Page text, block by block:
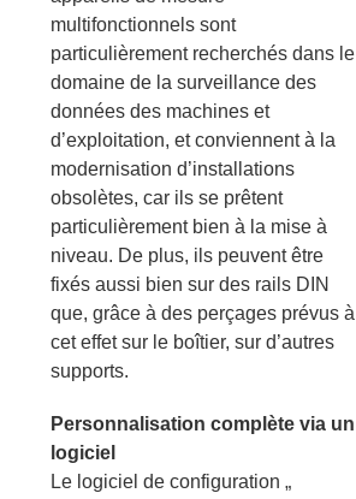
multifonctionnels sont
particulièrement recherchés dans le
domaine de la surveillance des
données des machines et
d’exploitation, et conviennent à la
modernisation d’installations
obsolètes, car ils se prêtent
particulièrement bien à la mise à
niveau. De plus, ils peuvent être
fixés aussi bien sur des rails DIN
que, grâce à des perçages prévus à
cet effet sur le boîtier, sur d’autres
supports.
Personnalisation complète via un
logiciel
Le logiciel de configuration „